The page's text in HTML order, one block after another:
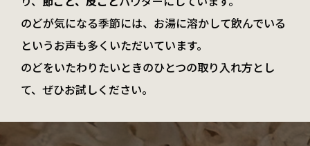
のどが気になる季節には、 お湯に溶かして飲んでいる
というお声も多くいただいています。
のどをいたわりたいときのひとつの取り入れ方とし
て、 ぜひお試しください。